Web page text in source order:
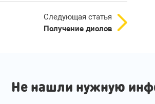
Следующая статья
Получение диолов
Не нашли нужную